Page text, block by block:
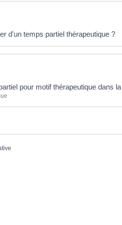
d'un temps partiel thérapeutique ?
pour motif thérapeutique dans